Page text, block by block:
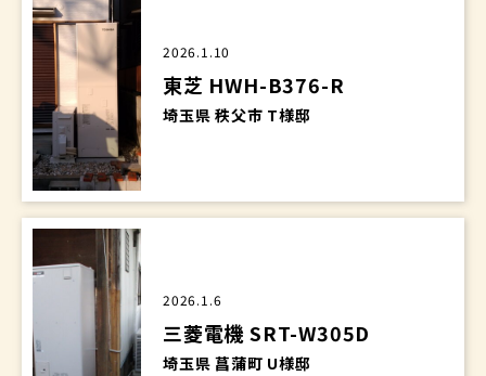
2026.1.10
東芝 HWH-B376-R
埼玉県 秩父市 T様邸
2026.1.6
三菱電機 SRT-W305D
埼玉県 菖蒲町 U様邸